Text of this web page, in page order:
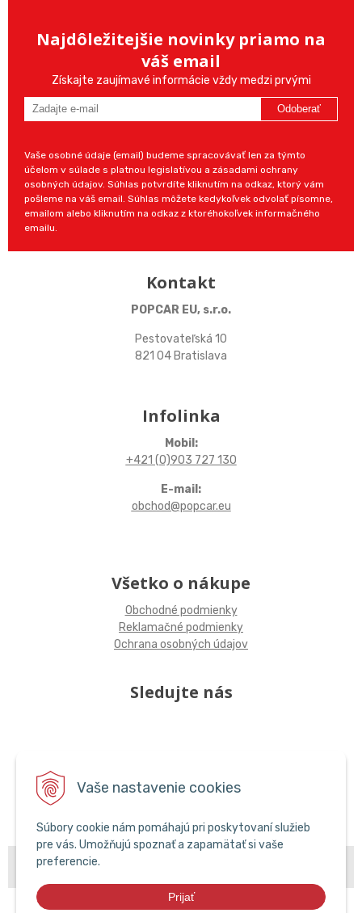
Vaše nastavenie cookies
Súbory cookie nám pomáhajú pri poskytovaní služieb
pre vás. Umožňujú spoznať a zapamätať si vaše
preferencie.
Prijať
Najdôležitejšie novinky priamo na
váš email
Získajte zaujímavé informácie vždy medzi prvými
Odoberať
Vaše osobné údaje (email) budeme spracovávať len za týmto
účelom v súlade s platnou legislatívou a zásadami ochrany
osobných údajov. Súhlas potvrdíte kliknutím na odkaz, ktorý vám
pošleme na váš email. Súhlas môžete kedykoľvek odvolať písomne,
emailom alebo kliknutím na odkaz z ktoréhokoľvek informačného
emailu.
Kontakt
POPCAR EU, s.r.o.
Pestovateľská 10
821 04 Bratislava
Infolinka
Mobil:
+421 (0)903 727 130
E-mail:
obchod@popcar.eu
Všetko o nákupe
Obchodné podmienky
Reklamačné podmienky
Ochrana osobných údajov
Sledujte nás
© 2026 POPCAR EU •